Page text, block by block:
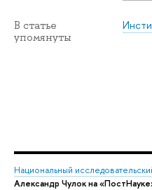
В статье
упомянуты
Национальный
Александр Чулок на